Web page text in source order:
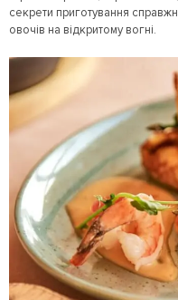
секрети приготування
овочів на відкритому вогні.